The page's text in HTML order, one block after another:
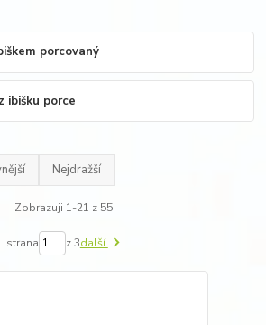
porcovaný
ibišku porce
Nejdražší
Zobrazuji 1-21 z 55
strana z 3další